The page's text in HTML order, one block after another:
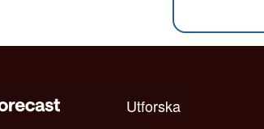
Utforska